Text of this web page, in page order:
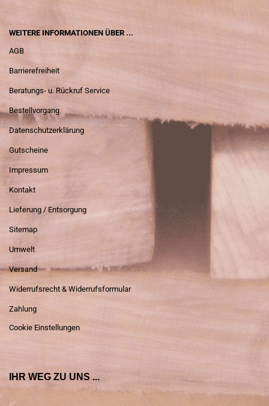
WEITERE INFORMATIONEN ÜBER ...
AGB
Barrierefreiheit
Beratungs- u. Rückruf Service
Bestellvorgang
Datenschutzerklärung
Gutscheine
Impressum
Kontakt
Lieferung / Entsorgung
Sitemap
Umwelt
Versand
Widerrufsrecht & Widerrufsformular
Zahlung
Cookie Einstellungen
IHR WEG ZU UNS ...